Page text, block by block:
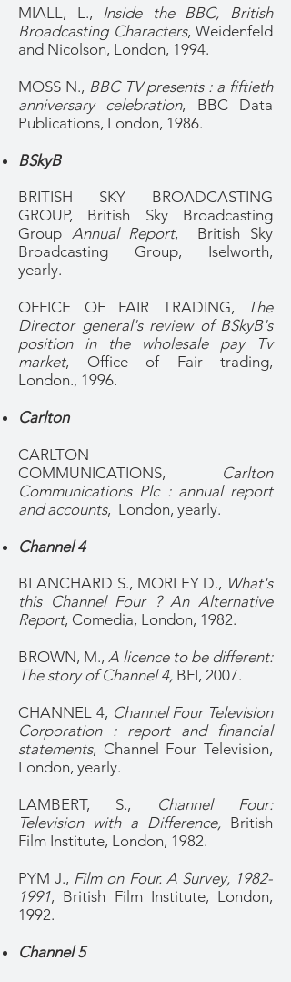
MIALL, L., Inside the BBC, British
Broadcasting Characters, Weidenfeld
and Nicolson, London, 1994.
MOSS N., BBC TV presents : a fiftieth
anniversary celebration, BBC Data
Publications, London, 1986.
BSkyB
BRITISH SKY BROADCASTING
GROUP, British Sky Broadcasting
Group Annual Report, British Sky
Broadcasting Group, Iselworth,
yearly.
OFFICE OF FAIR TRADING, The
Director general's review of BSkyB's
position in the wholesale pay Tv
market, Office of Fair trading,
London., 1996.
Carlton
CARLTON
COMMUNICATIONS, Carlton
Communications Plc : annual report
and accounts, London, yearly.
Channel 4
BLANCHARD S., MORLEY D., What's
this Channel Four ? An Alternative
Report, Comedia, London, 1982.
BROWN, M., A licence to be different:
The story of Channel 4, BFI, 2007.
CHANNEL 4, Channel Four Television
Corporation : report and financial
statements, Channel Four Television,
London, yearly.
LAMBERT, S.,
Channel Four:
Television with a Difference, British
Film Institute, London, 1982.
PYM J., Film on Four. A Survey, 1982-
1991, British Film Institute, London,
1992.
Channel 5